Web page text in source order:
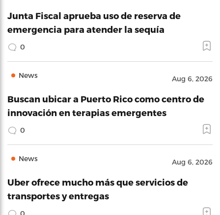
Junta Fiscal aprueba uso de reserva de
emergencia para atender la sequía
0
News Aug 6, 2026
Buscan ubicar a Puerto Rico como centro de
innovación en terapias emergentes
0
News Aug 6, 2026
Uber ofrece mucho más que servicios de
transportes y entregas
0